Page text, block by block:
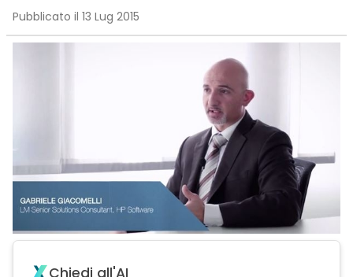
Pubblicato il 13 Lug 2015
Chiedi all'AI